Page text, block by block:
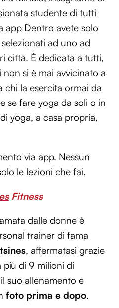
studente di tutti
app Dentro avete solo
ad uno ad
città. È dedicata a tutti,
non si è mai avvicinato a
chi la esercita ormai da
se fare yoga da soli o in
yoga, a casa propria,
via app. Nessun
le lezioni che fai.
Fitness
dalle donne è
trainer di fama
, affermatasi grazie
più di 9 milioni di
suo allenamento e
foto prima e dopo.